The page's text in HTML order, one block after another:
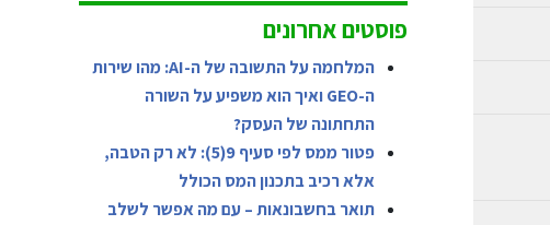
פוסטים אחרונים
המלחמה על התשובה של ה-AI: מהו שירות
ה-GEO ואיך הוא משפיע על השורה
התחתונה של העסק?
פטור ממס לפי סעיף 9(5): לא רק הטבה,
אלא רכיב בתכנון המס הכולל
תואר בחשבונאות – עם מה אפשר לשלב